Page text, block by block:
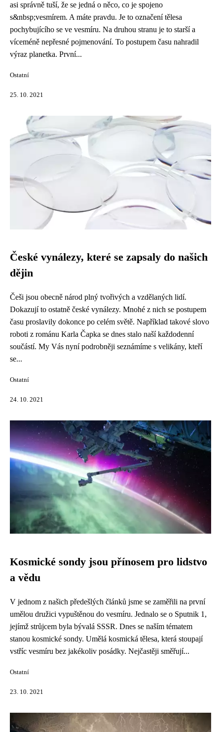
asi správně tuší, že se jedná o něco, co je spojeno
s&nbsp;vesmírem. A máte pravdu. Je to označení tělesa
pochybujícího se ve vesmíru. Na druhou stranu je to starší a
víceméně nepřesné pojmenování. To postupem času nahradil
výraz planetka. První...
Ostatní
25. 10. 2021
České vynálezy, které se zapsaly do našich
dějin
Češi jsou obecně národ plný tvořivých a vzdělaných lidí.
Dokazují to ostatně české vynálezy. Mnohé z nich se postupem
času proslavily dokonce po celém světě. Například takové slovo
roboti z románu Karla Čapka se dnes stalo naší každodenní
součástí. My Vás nyní podrobněji seznámíme s velikány, kteří
se...
Ostatní
24. 10. 2021
Kosmické sondy jsou přínosem pro lidstvo
a vědu
V jednom z našich předešlých článků jsme se zaměřili na první
umělou družici vypuštěnou do vesmíru. Jednalo se o Sputnik 1,
jejímž strůjcem byla bývalá SSSR. Dnes se naším tématem
stanou kosmické sondy. Umělá kosmická tělesa, která stoupají
vstříc vesmíru bez jakékoliv posádky. Nejčastěji směřují...
Ostatní
23. 10. 2021